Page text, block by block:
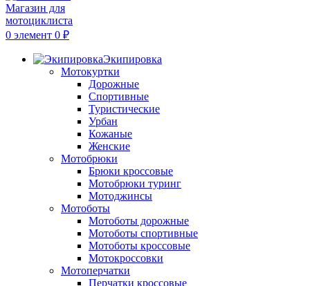
0 элемент 0 ₽
Экипировка
Мотокуртки
Дорожные
Спортивные
Туристические
Урбан
Кожаные
Женские
Мотобрюки
Брюки кроссовые
Мотобрюки туринг
Мотоджинсы
Мотоботы
Мотоботы дорожные
Мотоботы спортивные
Мотоботы кроссовые
Мотокроссовки
Мотоперчатки
Перчатки кроссовые